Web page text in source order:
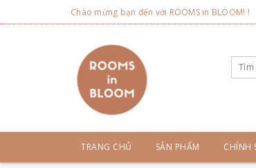
Chào mừng bạn đến với ROOMS in BLOOM! !
TRANG CHỦ SẢN PHẨM CHÍNH